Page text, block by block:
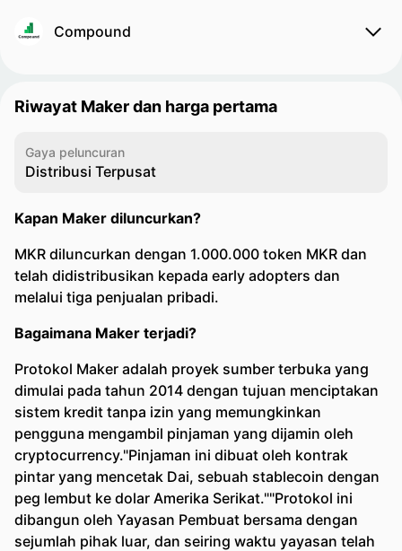
Compound
Riwayat Maker dan harga pertama
Gaya peluncuran
Distribusi Terpusat
Kapan Maker diluncurkan?
MKR diluncurkan dengan 1.000.000 token MKR dan
telah didistribusikan kepada early adopters dan
melalui tiga penjualan pribadi.
Bagaimana Maker terjadi?
Protokol Maker adalah proyek sumber terbuka yang
dimulai pada tahun 2014 dengan tujuan menciptakan
sistem kredit tanpa izin yang memungkinkan
pengguna mengambil pinjaman yang dijamin oleh
cryptocurrency."Pinjaman ini dibuat oleh kontrak
pintar yang mencetak Dai, sebuah stablecoin dengan
peg lembut ke dolar Amerika Serikat.""Protokol ini
dibangun oleh Yayasan Pembuat bersama dengan
sejumlah pihak luar, dan seiring waktu yayasan telah